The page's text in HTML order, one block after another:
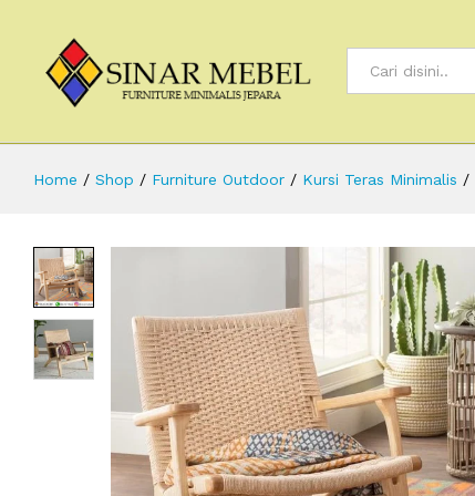
Home / Shop / Furniture Outdoor / Kursi Teras Minimalis /